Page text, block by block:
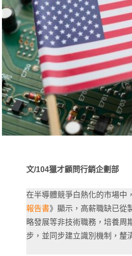
文/104獵才顧問行銷企劃部
在半導體競爭白熱化的市場中
報告書》顯示，高薪職缺已從
略發展等非技術職務，培養周
步，並同步建立識別機制，釐